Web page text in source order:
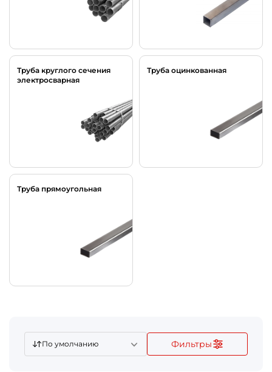
Труба круглого сечения
электросварная
Труба оцинкованная
Труба прямоугольная
По умолчанию Фильтры